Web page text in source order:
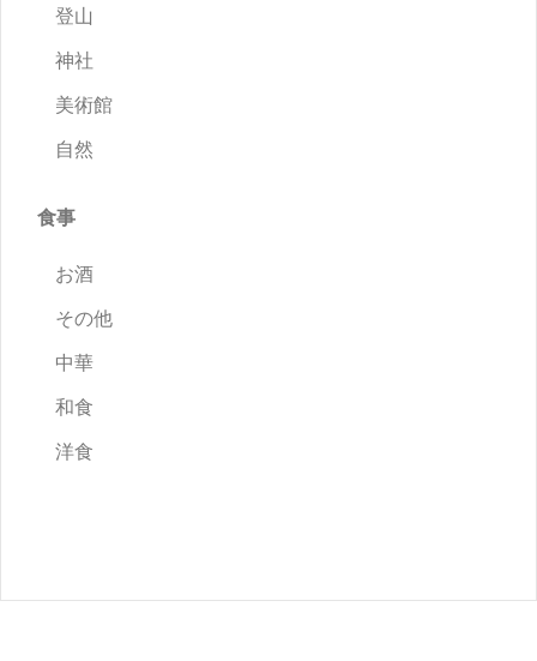
登山
神社
美術館
自然
食事
お酒
その他
中華
和食
洋食